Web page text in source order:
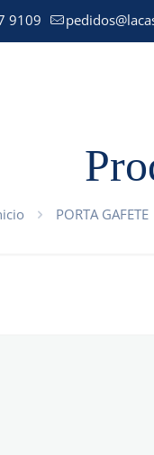
9109
PORTA GAFETE